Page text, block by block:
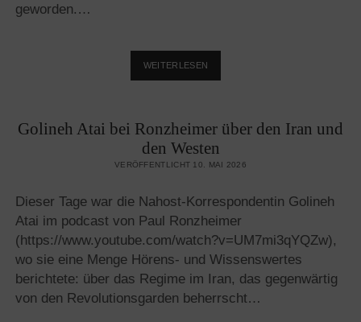
geworden.…
WEITERLESEN
DER
DRITTER
ÜBERSEHEN
Golineh Atai bei Ronzheimer über den Iran und
den Westen
VERÖFFENTLICHT 10. MAI 2026
Dieser Tage war die Nahost-Korrespondentin Golineh
Atai im podcast von Paul Ronzheimer
(https://www.youtube.com/watch?v=UM7mi3qYQZw),
wo sie eine Menge Hörens- und Wissenswertes
berichtete: über das Regime im Iran, das gegenwärtig
von den Revolutionsgarden beherrscht…